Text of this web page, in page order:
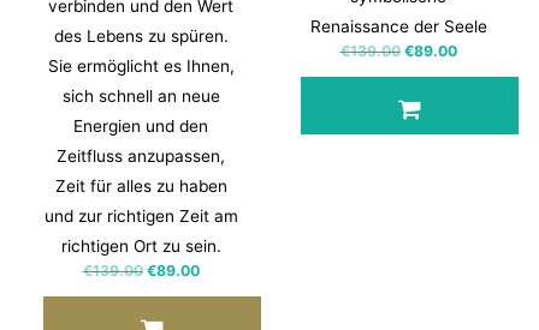
verbinden und den Wert
des Lebens zu spüren.
Sie ermöglicht es Ihnen,
sich schnell an neue
Energien und den
Zeitfluss anzupassen,
Zeit für alles zu haben
und zur richtigen Zeit am
richtigen Ort zu sein.
€139.00 €89.00
Renaissance der Seele
€139.00 €89.00